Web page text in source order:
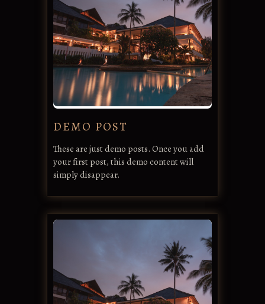
DEMO POST
These are just demo posts. Once you add
your first post, this demo content will
simply disappear.